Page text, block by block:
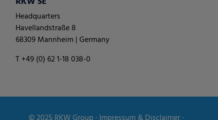
Headquarters
Havellandstraße 8
68309 Mannheim | Germany
T +49 (0) 62 1-18 038-0